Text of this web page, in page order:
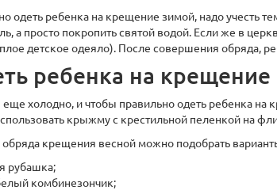
одеть ребенка на крещение зимой, надо учесть
а просто покропить святой водой. Если же в
детское одеяло). После совершения обряда,
ребенка на крещение
еще холодно, и чтобы правильно одеть ребенка
крыжму с крестильной пеленкой на
крещения весной можно подобрать
рубашка;
комбинезончик;